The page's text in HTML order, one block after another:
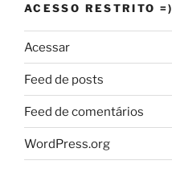
ACESSO RESTRITO =)
Acessar
Feed de posts
Feed de comentários
WordPress.org